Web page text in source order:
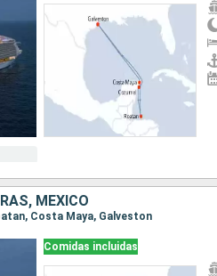
MÉXICO
Costa Maya, Galveston
Comidas incluidas